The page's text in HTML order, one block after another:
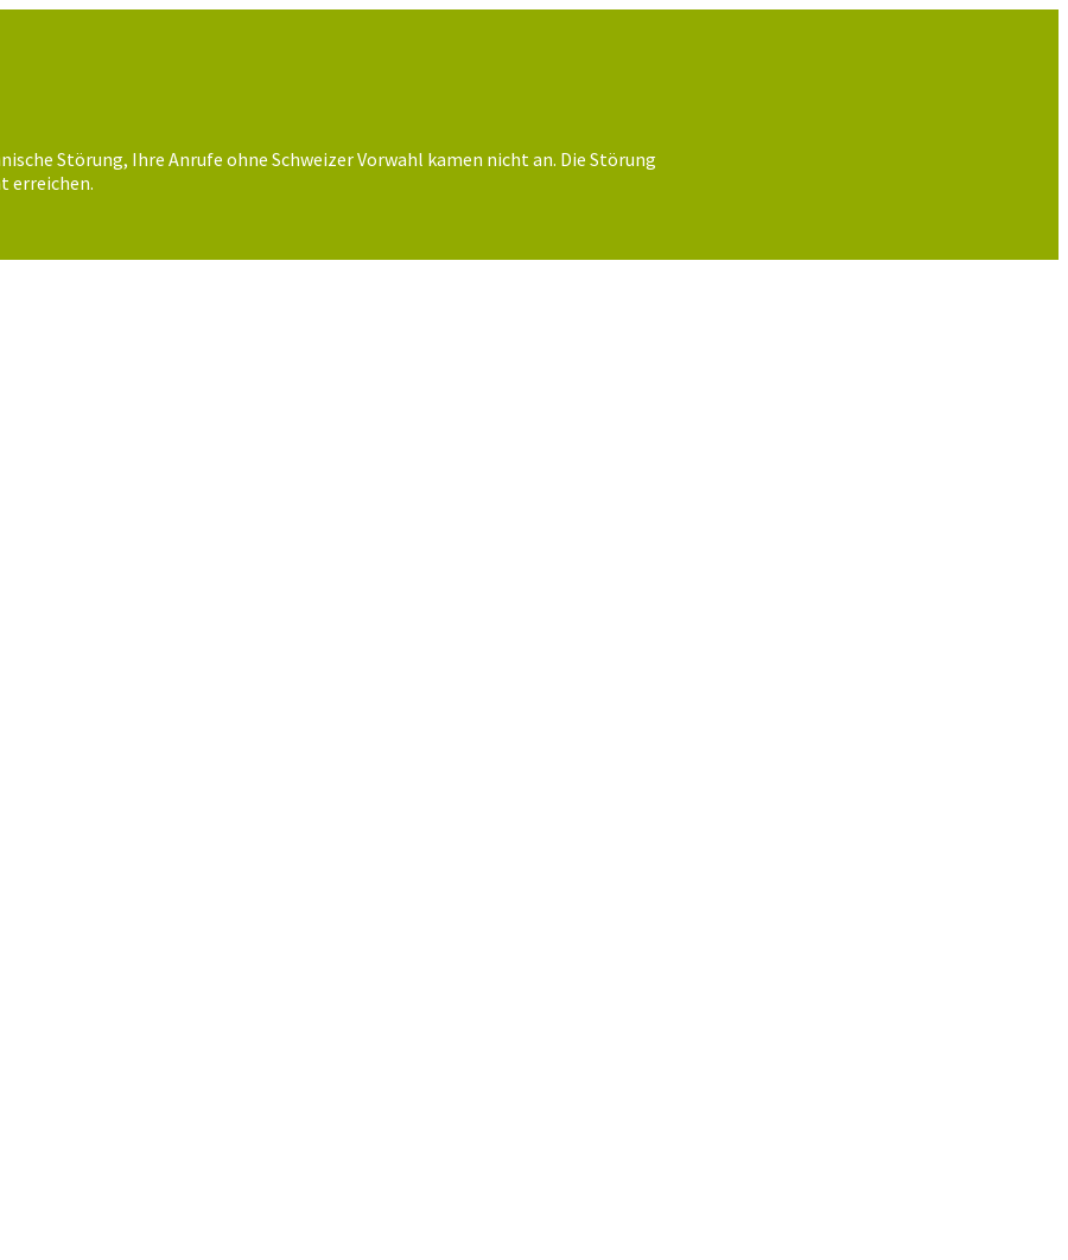
Störung, Ihre Anrufe ohne Schweizer Vorwahl kamen nicht an. Die Störung
erreichen.